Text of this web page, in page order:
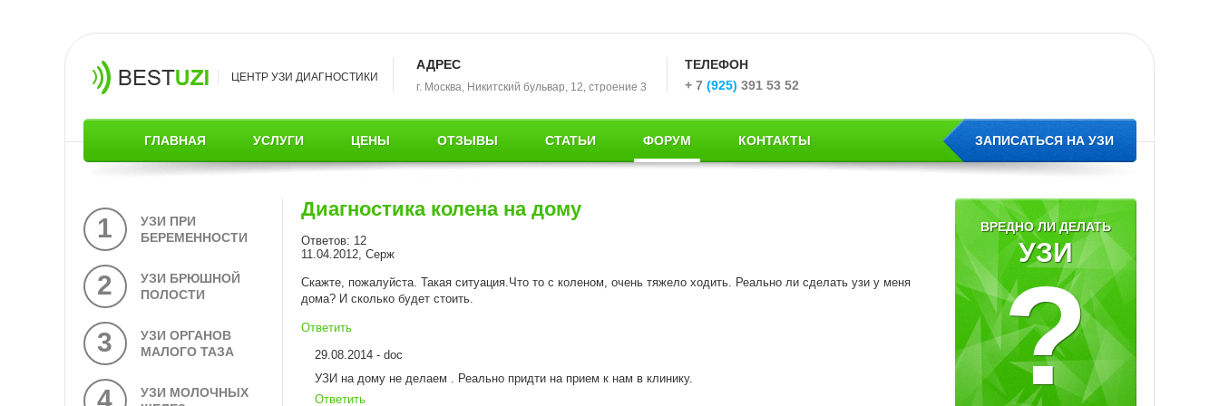
ЦЕНТР УЗИ ДИАГНОСТИКИ
АДРЕС
г. Москва, Никитский бульвар, 12, строение 3
ТЕЛЕФОН
+ 7 (925) 391 53 52
ГЛАВНАЯ УСЛУГИ ЦЕНЫ ОТЗЫВЫ СТАТЬИ ФОРУМ КОНТАКТЫ ЗАПИСАТЬСЯ НА УЗИ
Диагностика колена на дому
Ответов: 12
11.04.2012, Серж
Скажте, пожалуйста. Такая ситуация.Что то с коленом, очень тяжело ходить. Реально ли сделать узи у меня
дома? И сколько будет стоить.
Ответить
29.08.2014 - doc
УЗИ на дому не делаем . Реально придти на прием к нам в клинику.
Ответить
ВРЕДНО ЛИ ДЕЛАТЬ
УЗИ
?
1
УЗИ ПРИ
БЕРЕМЕННОСТИ
2
УЗИ БРЮШНОЙ
ПОЛОСТИ
3
УЗИ ОРГАНОВ
МАЛОГО ТАЗА
4
УЗИ МОЛОЧНЫХ